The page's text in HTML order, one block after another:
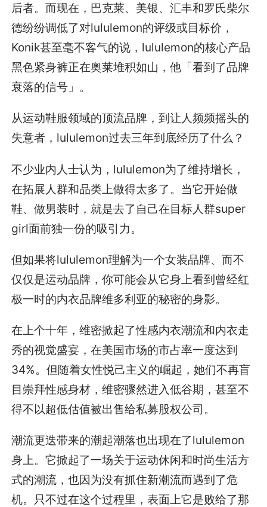
后者。而现在，巴克莱、美银、汇丰和罗氏柴尔
德纷纷调低了对lululemon的评级或目标价，
Konik甚至毫不客气的说，lululemon的核心产品
黑色紧身裤正在奥莱堆积如山，他「看到了品牌
衰落的信号」。
从运动鞋服领域的顶流品牌，到让人频频摇头的
失意者，lululemon过去三年到底经历了什么？
不少业内人士认为，lululemon为了维持增长，
在拓展人群和品类上做得太多了。当它开始做
鞋、做男装时，就是去了自己在目标人群super
girl面前独一份的吸引力。
但如果将lululemon理解为一个女装品牌、而不
仅仅是运动品牌，你可能会从它身上看到曾经红
极一时的内衣品牌维多利亚的秘密的身影。
在上个十年，维密掀起了性感内衣潮流和内衣走
秀的视觉盛宴，在美国市场的市占率一度达到
34%。但随着女性悦己主义的崛起，她们不再盲
目崇拜性感身材，维密骤然进入低谷期，甚至不
得不以超低估值被出售给私募股权公司。
潮流更迭带来的潮起潮落也出现在了lululemon
身上。它掀起了一场关于运动休闲和时尚生活方
式的潮流，也因为没有抓住新潮流而遇到了危
机。只不过在这个过程里，表面上它是败给了那